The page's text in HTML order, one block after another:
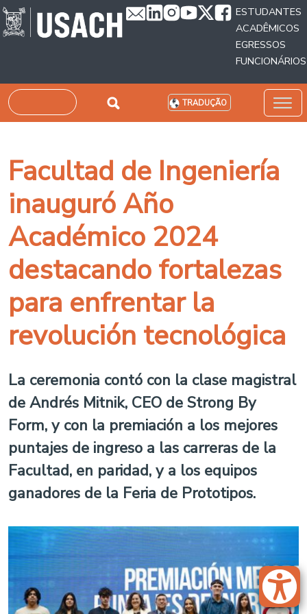
Passar para o conteúdo principal
ESTUDANTES
ACADÊMICOS
EGRESSOS
FUNCIONÁRIOS
Pesquisar TRADUÇÃO
Facultad de Ingeniería
inauguró Año
Académico 2024
destacando fortalezas
para enfrentar la
revolución tecnológica
La ceremonia contó con la clase magistral
de Andrés Mitnik, CEO de Strong By
Form, y con la premiación a los mejores
puntajes de ingreso a las carreras de la
Facultad, en paridad, y a los equipos
ganadores de la Feria de Prototipos.